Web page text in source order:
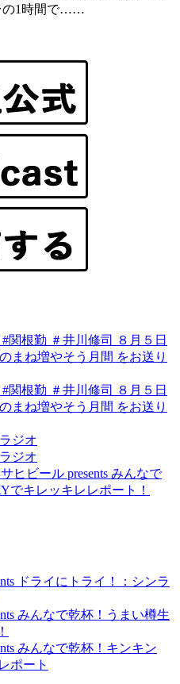
の1時間で……
関根勤 ＃井川修司 ８月５日
まね増やそう月間 をお送り
関根勤 ＃井川修司 ８月５日
まね増やそう月間 をお送り
ジオ
ジオ
ヒビール presents みんなで
でキレッキレレポート！
ドライにトライ！：シンラ
みんなで乾杯！うまい樽生
みんなで乾杯！キンキン
ポート